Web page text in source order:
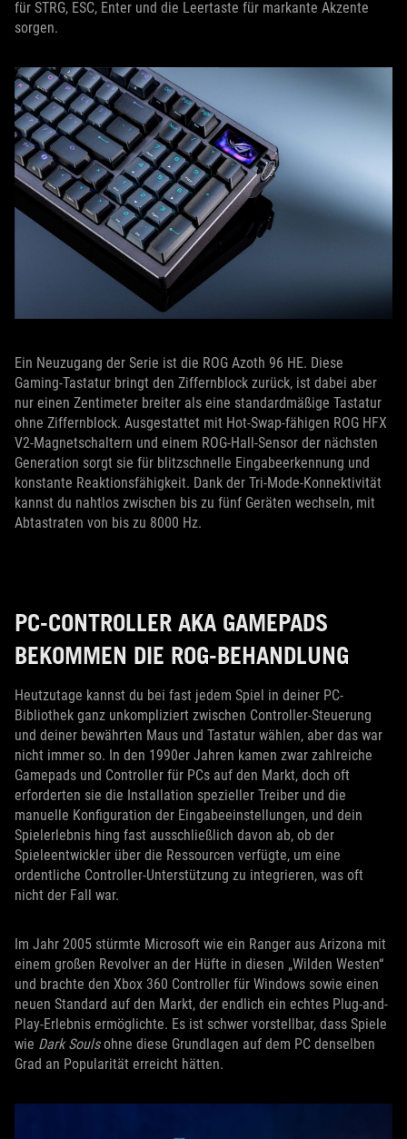
für STRG, ESC, Enter und die Leertaste für markante Akzente
sorgen.
Ein Neuzugang der Serie ist die ROG Azoth 96 HE. Diese
Gaming-Tastatur bringt den Ziffernblock zurück, ist dabei aber
nur einen Zentimeter breiter als eine standardmäßige Tastatur
ohne Ziffernblock. Ausgestattet mit Hot-Swap-fähigen ROG HFX
V2-Magnetschaltern und einem ROG-Hall-Sensor der nächsten
Generation sorgt sie für blitzschnelle Eingabeerkennung und
konstante Reaktionsfähigkeit. Dank der Tri-Mode-Konnektivität
kannst du nahtlos zwischen bis zu fünf Geräten wechseln, mit
Abtastraten von bis zu 8000 Hz.
PC-CONTROLLER AKA GAMEPADS
BEKOMMEN DIE ROG-BEHANDLUNG
Heutzutage kannst du bei fast jedem Spiel in deiner PC-
Bibliothek ganz unkompliziert zwischen Controller-Steuerung
und deiner bewährten Maus und Tastatur wählen, aber das war
nicht immer so. In den 1990er Jahren kamen zwar zahlreiche
Gamepads und Controller für PCs auf den Markt, doch oft
erforderten sie die Installation spezieller Treiber und die
manuelle Konfiguration der Eingabeeinstellungen, und dein
Spielerlebnis hing fast ausschließlich davon ab, ob der
Spieleentwickler über die Ressourcen verfügte, um eine
ordentliche Controller-Unterstützung zu integrieren, was oft
nicht der Fall war.
Im Jahr 2005 stürmte Microsoft wie ein Ranger aus Arizona mit
einem großen Revolver an der Hüfte in diesen „Wilden Westen“
und brachte den Xbox 360 Controller für Windows sowie einen
neuen Standard auf den Markt, der endlich ein echtes Plug-and-
Play-Erlebnis ermöglichte. Es ist schwer vorstellbar, dass Spiele
wie Dark Soulsohne diese Grundlagen auf dem PC denselben
Grad an Popularität erreicht hätten.